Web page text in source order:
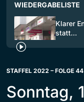
WIEDERGABELISTE
Klarer
statt…
STAFFEL 2022 – FOLGE 44
Sonntag,